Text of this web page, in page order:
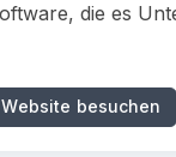
die es
Website besuchen